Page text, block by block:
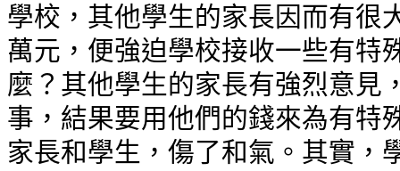
學校，其他學生的家長因而有很
萬元，便強迫學校接收一些有特
麼？其他學生的家長有強烈意見
事，結果要用他們的錢來為有特
家長和學生，傷了和氣。其實，